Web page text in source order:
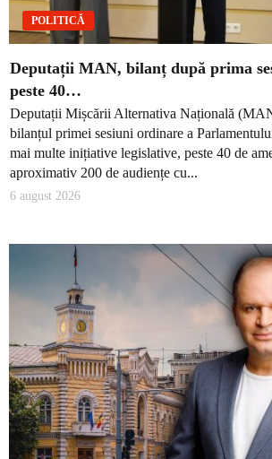
POLITICĂ
Deputații MAN, bilanț după prima
peste 40…
Deputații Mișcării Alternativa Națională
bilanțul primei sesiuni ordinare a
mai multe inițiative legislative, peste 40 de
aproximativ 200 de audiențe cu...
6 august 2026